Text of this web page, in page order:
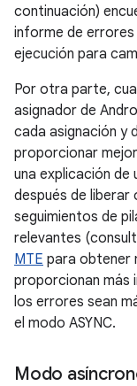
continuación)
informe de errores
ejecución para
Por otra parte,
asignador de
cada asignación y
proporcionar
una explicación
después de liberar
seguimientos de
relevantes
MTE para obtener
proporcionan más
los errores sean
el modo ASYNC.
Modo